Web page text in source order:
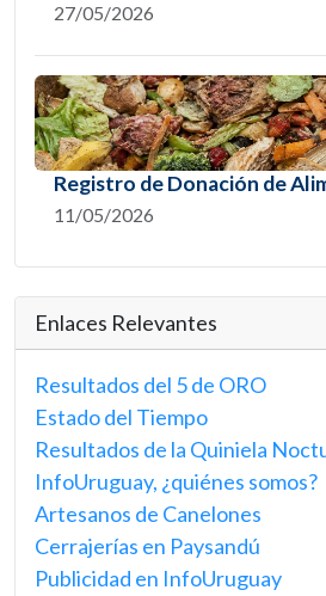
27/05/2026
Registro de Donación de
11/05/2026
Enlaces Relevantes
Resultados del 5 de ORO
Estado del Tiempo
Resultados de la Quiniela
InfoUruguay, ¿quiénes somos?
Artesanos de Canelones
Cerrajerías en Paysandú
Publicidad en InfoUruguay